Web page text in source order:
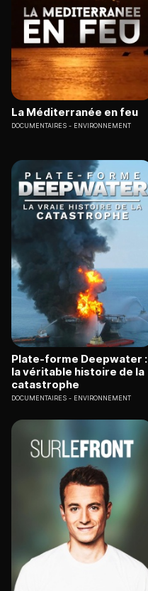
La Méditerranée en feu
DOCUMENTAIRES ENVIRONNEMENT
Plate-forme Deepwater :
la véritable histoire de la
catastrophe
DOCUMENTAIRES ENVIRONNEMENT